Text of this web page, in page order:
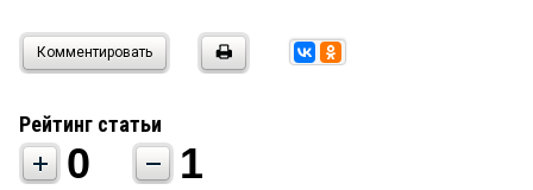
Комментировать
Рейтинг статьи
0 1